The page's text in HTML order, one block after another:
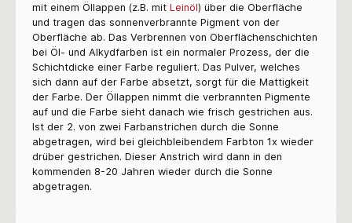
mit einem Öllappen (z.B. mit Leinöl) über die Oberfläche
und tragen das sonnenverbrannte Pigment von der
Oberfläche ab. Das Verbrennen von Oberflächenschichten
bei Öl- und Alkydfarben ist ein normaler Prozess, der die
Schichtdicke einer Farbe reguliert. Das Pulver, welches
sich dann auf der Farbe absetzt, sorgt für die Mattigkeit
der Farbe. Der Öllappen nimmt die verbrannten Pigmente
auf und die Farbe sieht danach wie frisch gestrichen aus.
Ist der 2. von zwei Farbanstrichen durch die Sonne
abgetragen, wird bei gleichbleibendem Farbton 1x wieder
drüber gestrichen. Dieser Anstrich wird dann in den
kommenden 8-20 Jahren wieder durch die Sonne
abgetragen.